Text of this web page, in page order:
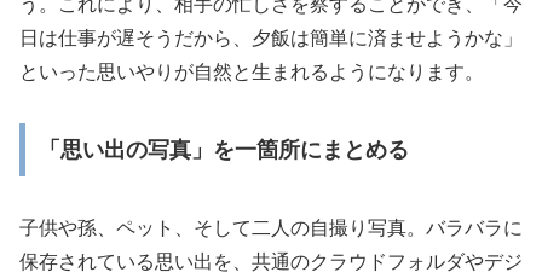
日は仕事が遅そうだから、夕飯は簡単に済ませようかな」
といった思いやりが自然と生まれるようになります。
「思い出の写真」を一箇所にまとめる
子供や孫、ペット、そして二人の自撮り写真。バラバラに
保存されている思い出を、共通のクラウドフォルダやデジ